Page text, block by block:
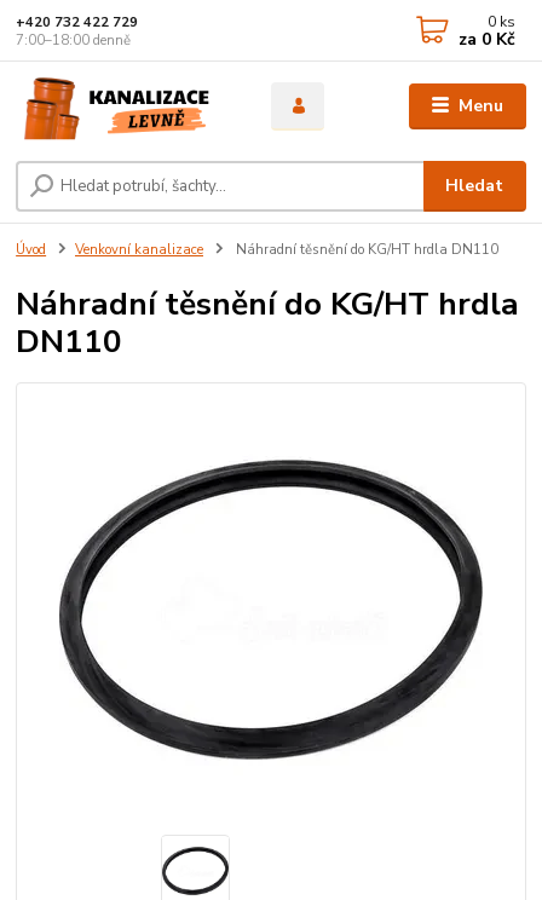
Menu
Hledat
+420 732 422 729
7:00–18:00 denně
0 ks
za 0 Kč
Úvod Venkovní kanalizace Náhradní těsnění do KG/HT hrdla DN110
Náhradní těsnění do KG/HT hrdla
DN110